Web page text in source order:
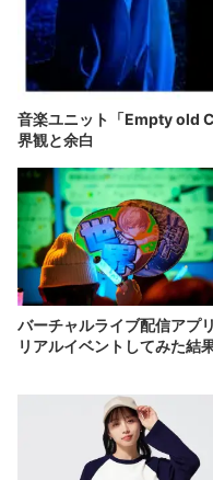
音楽ユニット「Empty old
界観と余白
バーチャルライブ配信アプ
リアルイベントしてみた結